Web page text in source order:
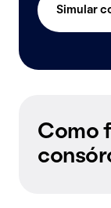
Simular
Como